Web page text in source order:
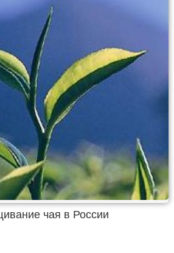
чая в России